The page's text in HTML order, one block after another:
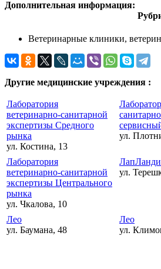
Дополнительная информация:
Ветеринарные клиники,
Другие медицинские учреждения :
Лаборатория
ветеринарно-санитарной
экспертизы Средного
рынка
ул. Костина, 13
ул.
Лаборатория
ветеринарно-санитарной
экспертизы Центрального
рынка
ул. Чкалова, 10
ул.
Лео
ул. Баумана, 48
Лео
ул.